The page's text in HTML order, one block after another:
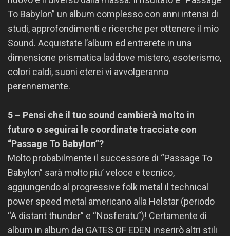
To Babylon” un album complesso con anni intensi di
studi, approfondimenti e ricerche per ottenere il mio
Sound. Acquistate l’album ed entrerete in una
dimensione prismatica laddove mistero, esoterismo,
colori caldi, suoni eterei vi avvolgeranno
perennemente.
5 – Pensi che il tuo sound cambierà molto in
futuro o seguirai le coordinate tracciate con
“Passage To Babylon”?
Molto probabilmente il successore di “Passage To
Babylon” sarà molto piu’ veloce e tecnico,
aggiungendo al progressive folk metal il technical
power speed metal americano alla Helstar (periodo
“A distant thunder” e “Nosferatu”)! Certamente di
album in album dei GATES OF EDEN inserirò altri stili